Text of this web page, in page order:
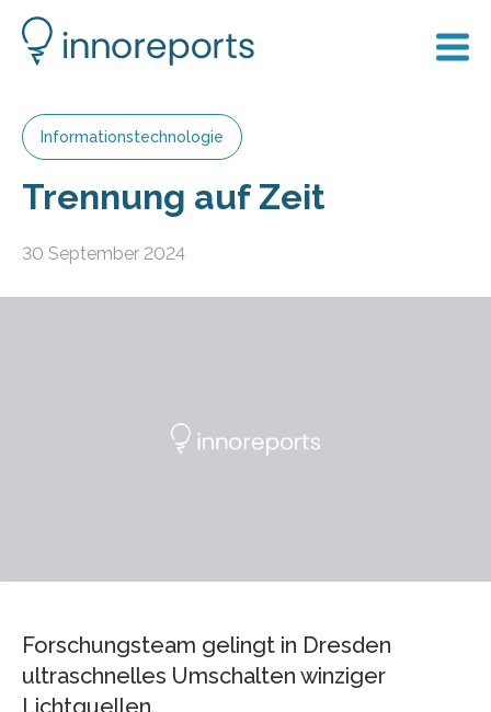
Informationstechnologie
Trennung auf Zeit
30 September 2024
Forschungsteam gelingt in Dresden
ultraschnelles Umschalten winziger
Lichtquellen.